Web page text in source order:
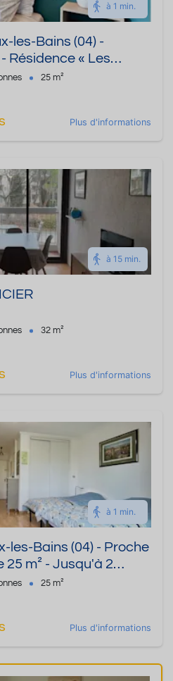
à 1 min.
les-Bains (04) -
Résidence « Les
m² - Jusqu'à 2
25 m²
Plus d'informations
à 15 min.
32 m²
Plus d'informations
à 1 min.
les-Bains (04) - Proche
25 m² - Jusqu'à 2
25 m²
Plus d'informations